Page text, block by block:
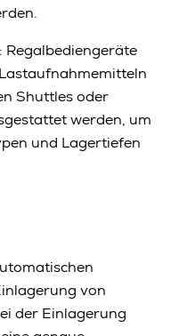
Regalbediengeräte
Shuttles oder
werden, um
und Lagertiefen
von
der Einlagerung